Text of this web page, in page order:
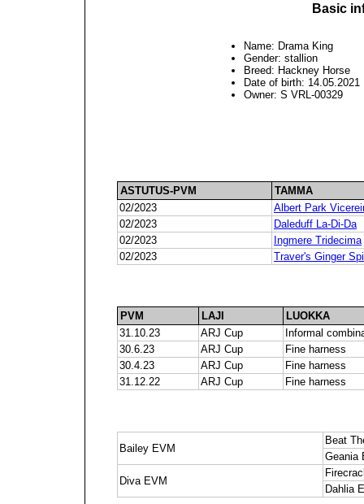
Basic
Name: Drama King
Gender: stallion
Breed: Hackney Horse
Date of birth: 14.05.2021
Owner: S VRL-00329
ASTUTUS-PVM
TAMMA
02/2023
Albert Park
02/2023
Daleduff La-Di-Da
02/2023
Ingmere Tridecima
02/2023
Traver's Ginger
PVM LAJI
LUOKKA
31.10.23
ARJ Cup
Informal
30.6.23
ARJ Cup
Fine harness
30.4.23
ARJ Cup
Fine harness
31.12.22
ARJ Cup Fine harness
Bailey EVM
Beat
Geania
Diva EVM
Dahlia